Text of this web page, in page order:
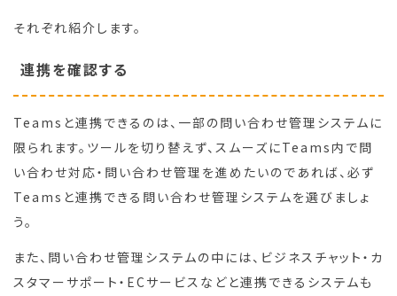
それぞれ紹介します。
連携を確認する
Teamsと連携できるのは、一部の問い合わせ管理システムに
限られます。ツールを切り替えず、スムーズにTeams内で問
い合わせ対応・問い合わせ管理を進めたいのであれば、必ず
Teamsと連携できる問い合わせ管理システムを選びましょ
う。
また、問い合わせ管理システムの中には、ビジネスチャット・カ
スタマーサポート・ECサービスなどと連携できるシステムも